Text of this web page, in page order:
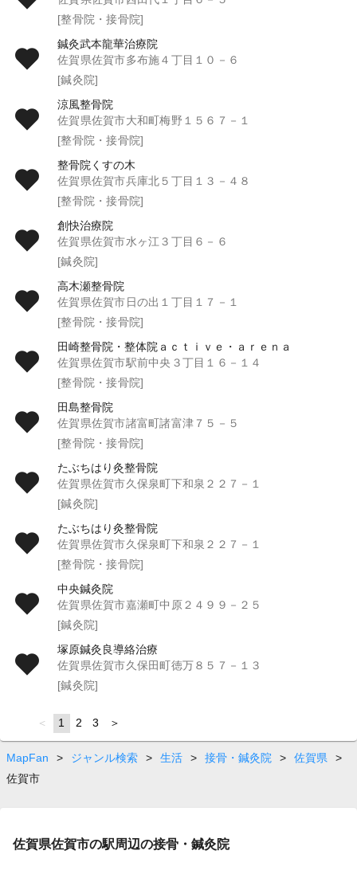
[整骨院・接骨院]
鍼灸武本龍華治療院
佐賀県佐賀市多布施４丁目１０－６
[鍼灸院]
涼風整骨院
佐賀県佐賀市大和町梅野１５６７－１
[整骨院・接骨院]
整骨院くすの木
佐賀県佐賀市兵庫北５丁目１３－４８
[整骨院・接骨院]
創快治療院
佐賀県佐賀市水ヶ江３丁目６－６
[鍼灸院]
高木瀬整骨院
佐賀県佐賀市日の出１丁目１７－１
[整骨院・接骨院]
田崎整骨院・整体院ａｃｔｉｖｅ・ａｒｅｎａ
佐賀県佐賀市駅前中央３丁目１６－１４
[整骨院・接骨院]
田島整骨院
佐賀県佐賀市諸富町諸富津７５－５
[整骨院・接骨院]
たぶちはり灸整骨院
佐賀県佐賀市久保泉町下和泉２２７－１
[鍼灸院]
たぶちはり灸整骨院
佐賀県佐賀市久保泉町下和泉２２７－１
[整骨院・接骨院]
中央鍼灸院
佐賀県佐賀市嘉瀬町中原２４９９－２５
[鍼灸院]
塚原鍼灸良導絡治療
佐賀県佐賀市久保田町徳万８５７－１３
[鍼灸院]
page
You're
on
page
1 page
2 page
3 page
MapFan > ジャンル検索 > 生活 > 接骨・鍼灸院 > 佐賀県
>
佐賀市
佐賀県佐賀市の駅周辺の接骨・鍼灸院